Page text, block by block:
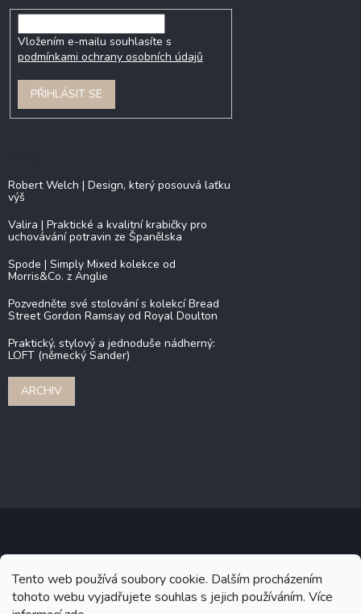
Tento web používá soubory cookie. Dalším procházením
tohoto webu vyjadřujete souhlas s jejich používáním. Více
Vložením e-mailu souhlasíte s
podmínkami ochrany osobních údajů
PŘIHLÁSIT SE
Robert Welch | Design, který posouvá laťku
výš
Valira | Praktické a kvalitní krabičky pro
uchovávání potravin ze Španělska
Spode | Simply Mixed kolekce od
Morris&Co. z Anglie
Pozvedněte své stolování s kolekcí Bread
Street Gordon Ramsay od Royal Doulton
Praktický, stylový a jednoduše nádherný:
LOFT (německý Sander)
ARCHIV
Copyright 2026 Stonebridge . Všechna práva vyhrazena. Upravit
nastavení cookies